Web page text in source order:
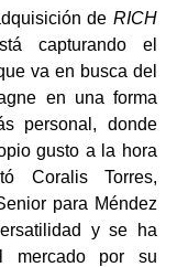
de RICH
capturando el
va en busca del
en una forma
personal, donde
gusto a la hora
Coralis Torres,
para Méndez
y se ha
mercado por su